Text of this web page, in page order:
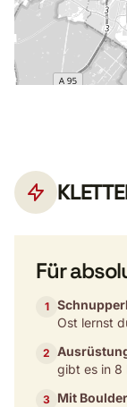
Für
1
Ost lernst
2
gibt es in 8
3 Mit